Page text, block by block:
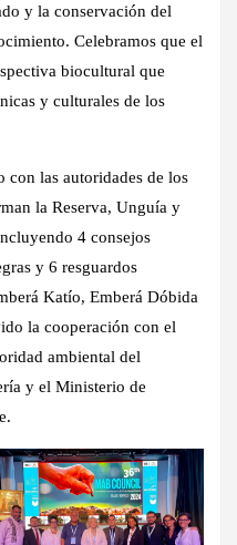
y la conservación del
Celebramos que el
biocultural que
y culturales de los
con las autoridades de los
la Reserva, Unguía y
4 consejos
y 6 resguardos
Katío, Emberá Dóbida
la cooperación con el
ambiental del
y el Ministerio de